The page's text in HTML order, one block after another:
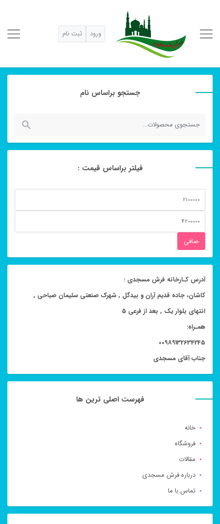
ورود ثبت نام
جستجو براساس نام
جستجو
فیلتر براساس قیمت :
قیمت
قيمت
صافی
آدرس کـارخانه فرش مسجدی :
کاشان، جاده قدیم آران و بیدگل , شهرک صنعتی سلیمان صباحی ,
انتهای بلوار یک , بعد از فرعی 5
همـراه:
00989132634245
جناب آقای مسجدی
فهرست اصلی ترین ها
خانه
فروشگاه
مقالات
درباره فرش مسجدی
تماس با ما